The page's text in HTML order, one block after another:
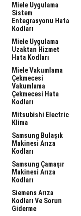
Miele Uygulama
Sistem
Entegrasyonu Hata
Kodları
Miele Uygulama
Uzaktan Hizmet
Hata Kodları
Miele Vakumlama
Çekmecesi
Vakumlama
Çekmecesi Hata
Kodları
Mitsubishi Electric
Klima
Samsung Bulaşık
Makinesi Arıza
Kodları
Samsung Çamaşır
Makinesi Arıza
Kodları
Siemens Arıza
Kodları Ve Sorun
Giderme